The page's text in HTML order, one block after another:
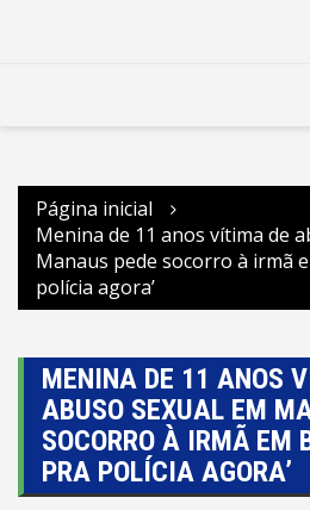
Página inicial
Menina de 11 anos vítima de
Manaus pede socorro à irmã
polícia agora’
MENINA DE 11 ANOS
ABUSO SEXUAL EM
SOCORRO À IRMÃ EM
PRA POLÍCIA AGORA’